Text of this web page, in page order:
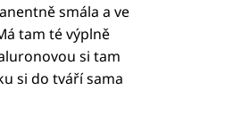
smála a ve
tam té výplně
si tam
si do tváří sama